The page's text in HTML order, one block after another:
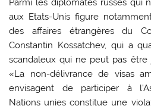
Parmi les diplomates russes qui
aux Etats-Unis figure
des affaires étrangères du
Constantin Kossatchev, qui a
scandaleux qui ne peut pas être
«La non-délivrance de visas
envisagent de participer à
Nations unies constitue une